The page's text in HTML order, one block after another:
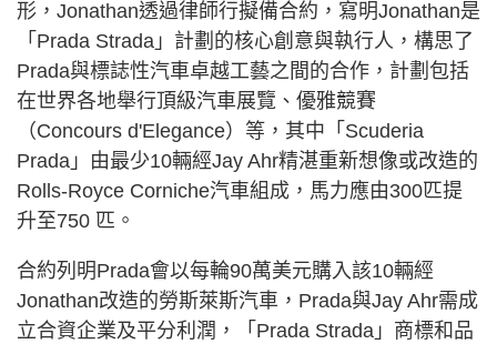
形，Jonathan透過律師行擬備合約，寫明Jonathan是
「Prada Strada」計劃的核心創意與執行人，構思了
Prada與標誌性汽車卓越工藝之間的合作，計劃包括
在世界各地舉行頂級汽車展覽、優雅競賽
（Concours d'Elegance）等，其中「Scuderia
Prada」由最少10輛經Jay Ahr精湛重新想像或改造的
Rolls-Royce Corniche汽車組成，馬力應由300匹提
升至750 匹。
合約列明Prada會以每輪90萬美元購入該10輛經
Jonathan改造的勞斯萊斯汽車，Prada與Jay Ahr需成
立合資企業及平分利潤，「Prada Strada」商標和品